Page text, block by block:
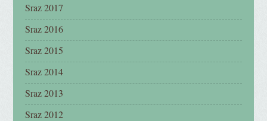
Sraz 2017
Sraz 2016
Sraz 2015
Sraz 2014
Sraz 2013
Sraz 2012